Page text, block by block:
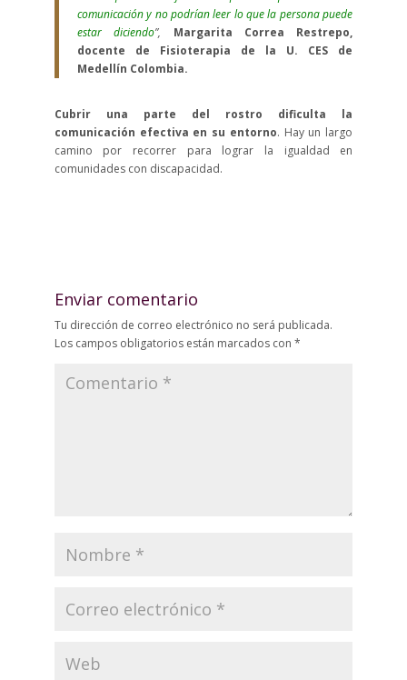
comunicación y no podrían leer lo que la persona puede
estar diciendo”, Margarita Correa Restrepo,
docente de Fisioterapia de la U. CES de
Medellín Colombia.
Cubrir una parte del rostro dificulta la
comunicación efectiva en su entorno. Hay un largo
camino por recorrer para lograr la igualdad en
comunidades con discapacidad.
Enviar comentario
Tu dirección de correo electrónico no será publicada.
Los campos obligatorios están marcados con *